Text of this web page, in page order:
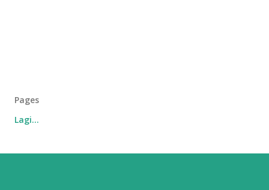
Pages
Lagi…